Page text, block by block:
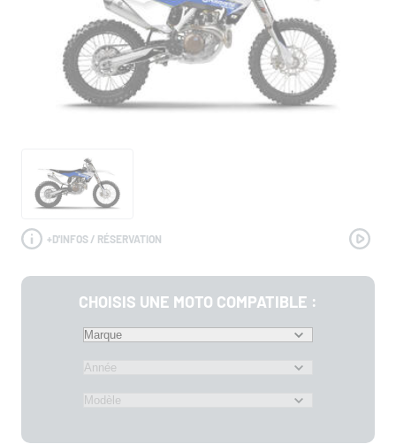
+D'INFOS / RÉSERVATION
CHOISIS UNE MOTO COMPATIBLE :